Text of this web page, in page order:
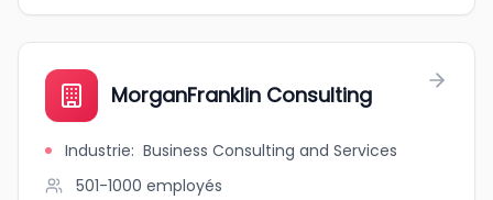
MorganFranklin Consulting
Industrie: Business Consulting and Services
501-1000 employés